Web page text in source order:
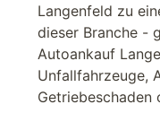
Langenfeld zu
dieser Branche -
Autoankauf
Unfallfahrzeuge,